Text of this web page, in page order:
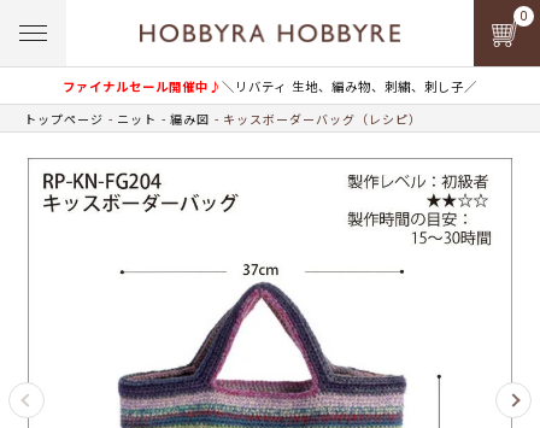
ファイナルセール開催中♪＼リバティ 生地、編み物、刺繍、刺し子／
0
トップページ ニット 編み図 キッスボーダーバッグ（レシピ）